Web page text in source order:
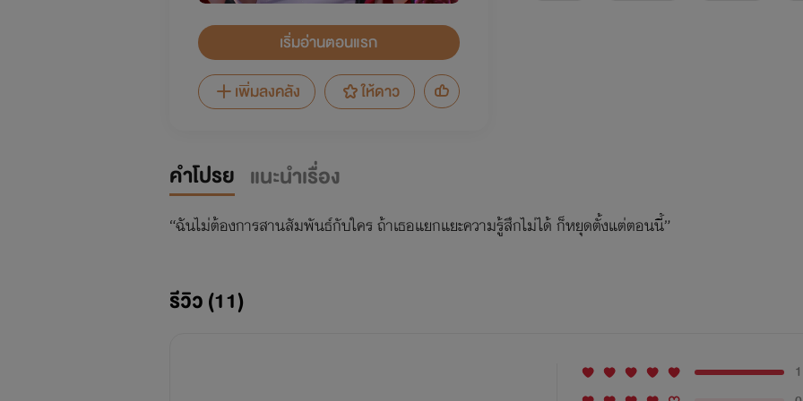
เริ่มอ่านตอนแรก
เพิ่มลงคลัง
ให้ดาว
คำโปรย แนะนำเรื่อง
“ฉันไม่ต้องการสานสัมพันธ์กับใคร ถ้าเธอแยกแยะความรู้สึกไม่ได้ ก็หยุดตั้งแต่ตอนนี้”
รีวิว (11)